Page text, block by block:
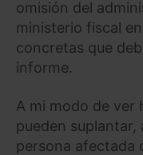
omisión del
ministerio fiscal
concretas que
informe.
A mi modo de ver
pueden suplantar,
persona afectada